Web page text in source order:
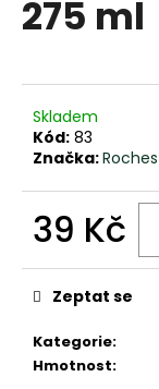
275 ml
Skladem
Kód: 83
Značka:
39 Kč
cena:
Kategorie:
Hmotnost:
Zeptat se
a
í
?
D
o